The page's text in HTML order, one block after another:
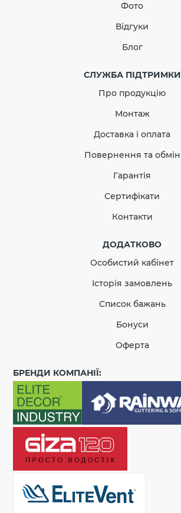
Кількість
КУПИТЬ
Фото
Відгуки
Блог
СЛУЖБА ПІДТРИМКИ
Про продукцію
Монтаж
Доставка і оплата
Повернення та обмін
Гарантія
Сертифікати
Контакти
ДОДАТКОВО
Особистий кабінет
Історія замовлень
Список бажань
Бонуси
Оферта
БРЕНДИ КОМПАНІЇ: